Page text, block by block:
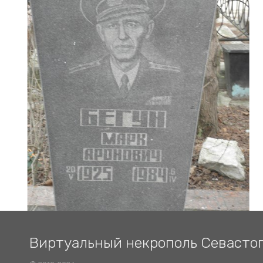
Виртуальный некрополь